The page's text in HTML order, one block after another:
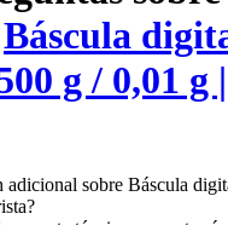
Báscula
g / 0,01 g |
adicional sobre Báscula